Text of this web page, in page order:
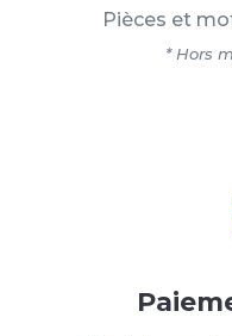
Pièces et
* Hors